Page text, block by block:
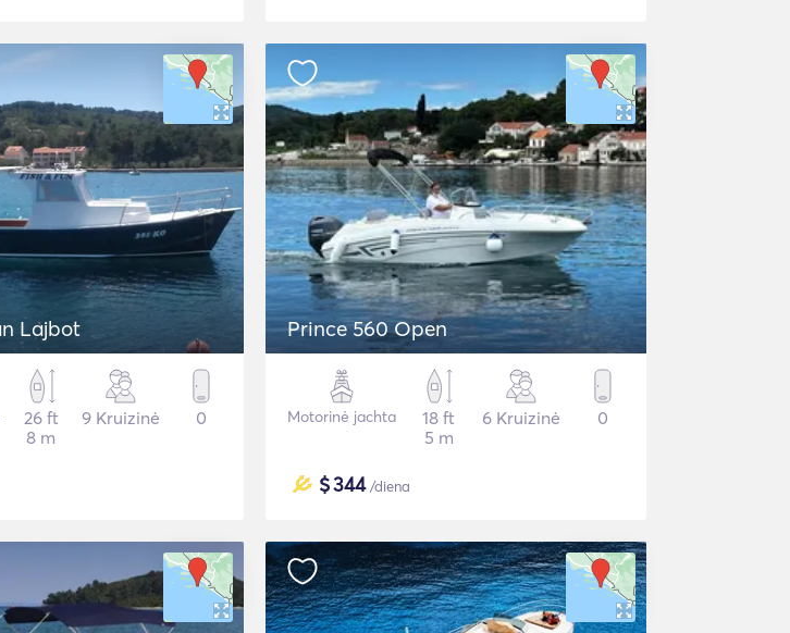
Scandinavian Lajbot
26 ft
8 m
9 Kruizinė 0
Prince 560 Open
Motorinė jachta
18 ft
5 m
6 Kruizinė 0
$344/diena